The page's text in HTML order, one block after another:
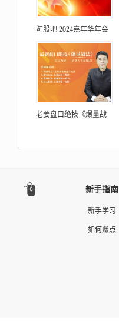
淘股吧 2024嘉年华年会
老姜盘口绝技《爆量战
新手指南
新手学习
如何赚点